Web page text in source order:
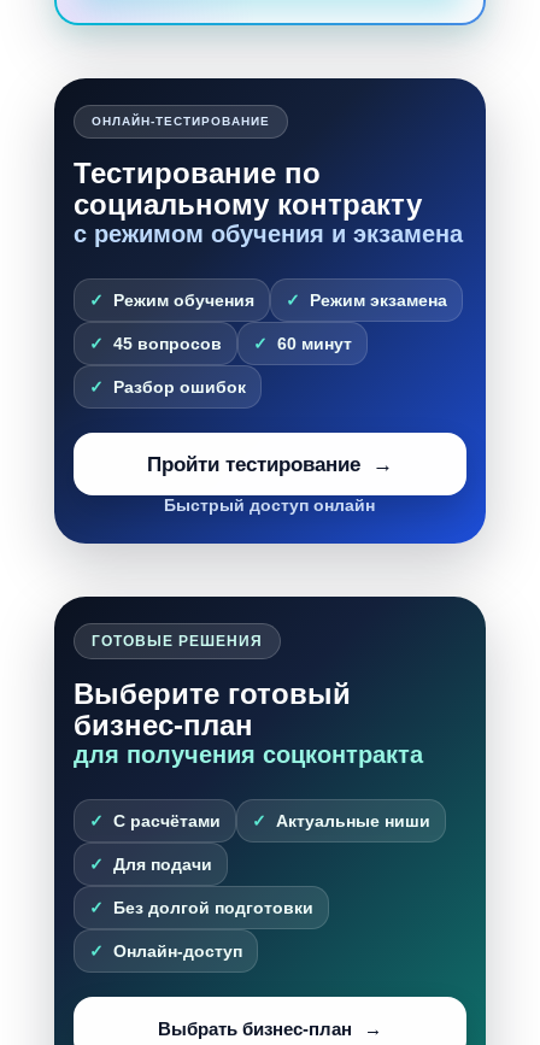
ОНЛАЙН-ТЕСТИРОВАНИЕ
Тестирование по
социальному контракту
с режимом обучения и экзамена
Режим обучения Режим экзамена
45 вопросов 60 минут
Разбор ошибок
Пройти тестирование
Быстрый доступ онлайн
ГОТОВЫЕ РЕШЕНИЯ
Выберите готовый
бизнес-план
для получения соцконтракта
С расчётами Актуальные ниши
Для подачи
Без долгой подготовки
Онлайн-доступ
Выбрать бизнес-план